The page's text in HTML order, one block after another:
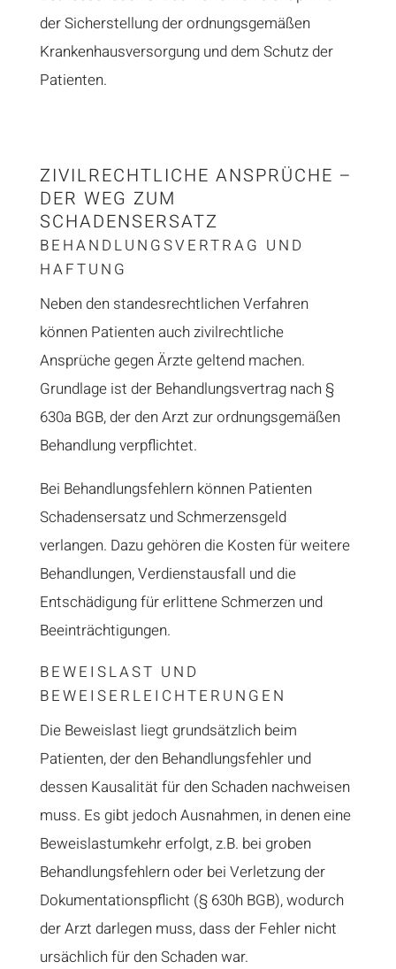
der Sicherstellung der ordnungsgemäßen
Krankenhausversorgung und dem Schutz der
Patienten.
ZIVILRECHTLICHE ANSPRÜCHE –
DER WEG ZUM
SCHADENSERSATZ
BEHANDLUNGSVERTRAG UND
HAFTUNG
Neben den standesrechtlichen Verfahren
können Patienten auch zivilrechtliche
Ansprüche gegen Ärzte geltend machen.
Grundlage ist der Behandlungsvertrag nach §
630a BGB, der den Arzt zur ordnungsgemäßen
Behandlung verpflichtet.
Bei Behandlungsfehlern können Patienten
Schadensersatz und Schmerzensgeld
verlangen. Dazu gehören die Kosten für weitere
Behandlungen, Verdienstausfall und die
Entschädigung für erlittene Schmerzen und
Beeinträchtigungen.
BEWEISLAST UND
BEWEISERLEICHTERUNGEN
Die Beweislast liegt grundsätzlich beim
Patienten, der den Behandlungsfehler und
dessen Kausalität für den Schaden nachweisen
muss. Es gibt jedoch Ausnahmen, in denen eine
Beweislastumkehr erfolgt, z.B. bei groben
Behandlungsfehlern oder bei Verletzung der
Dokumentationspflicht (§ 630h BGB), wodurch
der Arzt darlegen muss, dass der Fehler nicht
ursächlich für den Schaden war.